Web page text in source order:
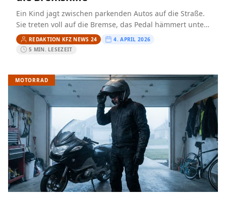
Ein Kind jagt zwischen parkenden Autos auf die Straße.
Sie treten voll auf die Bremse, das Pedal hämmert unter
dem Fuß, und der Wagen bleibt…
REDAKTION KFZ NEWS 24
4. APRIL 2026
5 MIN. LESEZEIT
MOTORRAD